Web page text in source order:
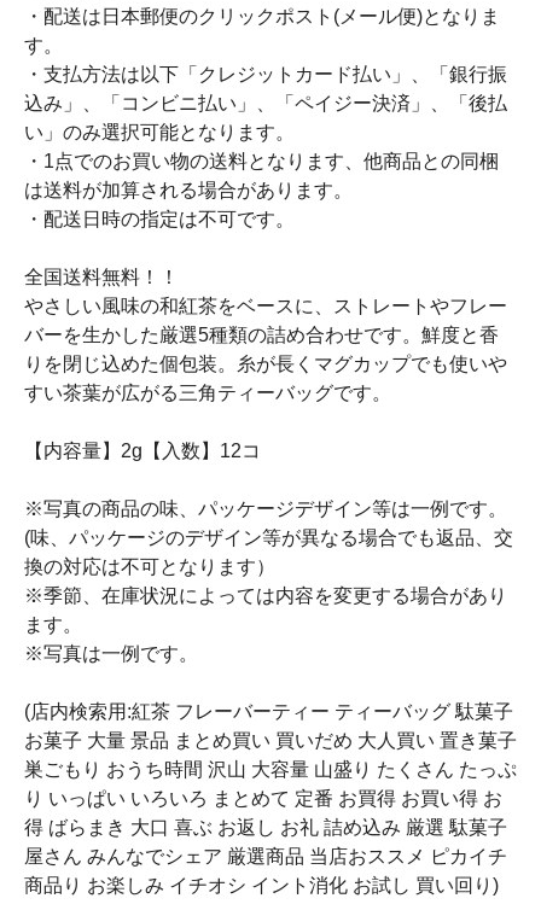
・配送は日本郵便のクリックポスト(メール便)となりま
す。
・支払方法は以下「クレジットカード払い」、「銀行振
込み」、「コンビニ払い」、「ペイジー決済」、「後払
い」のみ選択可能となります。
・1点でのお買い物の送料となります、他商品との同梱
は送料が加算される場合があります。
・配送日時の指定は不可です。
全国送料無料！！
やさしい風味の和紅茶をベースに、ストレートやフレー
バーを生かした厳選5種類の詰め合わせです。鮮度と香
りを閉じ込めた個包装。糸が長くマグカップでも使いや
すい茶葉が広がる三角ティーバッグです。
【内容量】2g【入数】12コ
※写真の商品の味、パッケージデザイン等は一例です。
(味、パッケージのデザイン等が異なる場合でも返品、交
換の対応は不可となります）
※季節、在庫状況によっては内容を変更する場合があり
ます。
※写真は一例です。
(店内検索用:紅茶 フレーバーティー ティーバッグ 駄菓子
お菓子 大量 景品 まとめ買い 買いだめ 大人買い 置き菓子
巣ごもり おうち時間 沢山 大容量 山盛り たくさん たっぷ
り いっぱい いろいろ まとめて 定番 お買得 お買い得 お
得 ばらまき 大口 喜ぶ お返し お礼 詰め込み 厳選 駄菓子
屋さん みんなでシェア 厳選商品 当店おススメ ピカイチ
商品り お楽しみ イチオシ イント消化 お試し 買い回り)